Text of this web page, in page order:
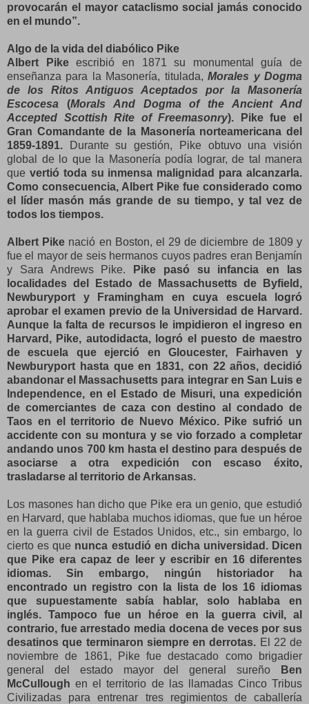
provocarán el mayor cataclismo social jamás conocido
en el mundo”.
Algo de la vida del diabólico Pike
Albert Pikeescribió en 1871 su monumental guía de
enseñanza para la Masonería, titulada, Morales y Dogma
de los Ritos Antiguos Aceptados por la Masonería
Escocesa (Morals And Dogma of the Ancient And
Accepted Scottish Rite of Freemasonry). Pike fue el
Gran Comandante de la Masonería norteamericana del
1859-1891.
Durante su gestión, Pike obtuvo una visión
global de lo que la Masonería podía lograr, de tal manera
que vertió toda su inmensa malignidad para alcanzarla.
Como consecuencia, Albert Pike fue considerado como
el líder masón más grande de su tiempo, y tal vez de
todos los tiempos.
Albert Pike nació en Boston, el 29 de diciembre de 1809 y
fue el mayor de seis hermanos cuyos padres eran Benjamín
y Sara Andrews Pike.
Pike pasó su infancia en las
localidades del Estado de Massachusetts de Byfield,
Newburyport y Framingham en cuya escuela logró
aprobar el examen previo de la Universidad de Harvard.
Aunque la falta de recursos le impidieron el ingreso en
Harvard, Pike, autodidacta, logró el puesto de maestro
de escuela que ejerció en Gloucester, Fairhaven y
Newburyport hasta que en 1831, con 22 años, decidió
abandonar el Massachusetts para integrar en San Luis e
Independence, en el Estado de Misuri, una expedición
de comerciantes de caza con destino al condado de
Taos en el territorio de Nuevo México. Pike sufrió un
accidente con su montura y se vio forzado a completar
andando unos 700 km hasta el destino para después de
asociarse a otra expedición con escaso éxito,
trasladarse al territorio de Arkansas.
Los masones han dicho que Pike era un genio, que estudió
en Harvard, que hablaba muchos idiomas, que fue un héroe
en la guerra civil de Estados Unidos, etc., sin embargo, lo
cierto es que nunca estudió en dicha universidad. Dicen
que Pike era capaz de leer y escribir en 16 diferentes
idiomas. Sin embargo, ningún historiador ha
encontrado un registro con la lista de los 16 idiomas
que supuestamente sabía hablar, solo hablaba en
inglés. Tampoco fue un héroe en la guerra civil, al
contrario, fue arrestado media docena de veces por sus
desatinos que terminaron siempre en derrotas. El 22 de
noviembre de 1861, Pike fue destacado como brigadier
general del estado mayor del general sureño Ben
McCulloughen el territorio de las llamadas Cinco Tribus
Civilizadas para entrenar tres regimientos de caballería